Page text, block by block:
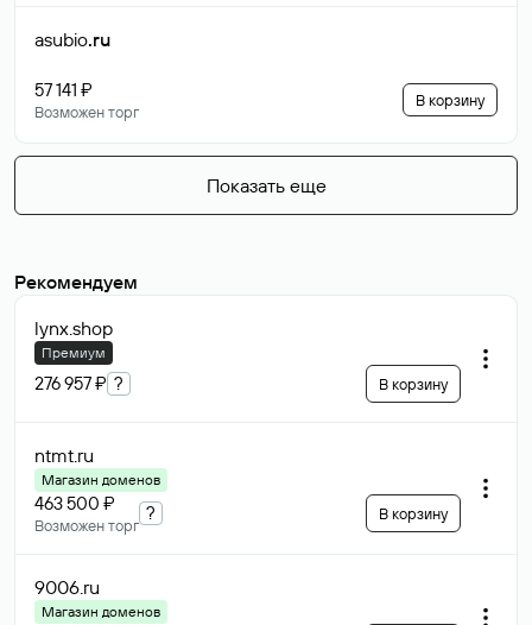
asubio.ru
57 141 ₽
Возможен торг
В корзину
Показать еще
Рекомендуем
lynx.shop
Премиум
276 957 ₽ ? В корзину
ntmt.ru
Магазин доменов
463 500 ₽
Возможен торг
? В корзину
9006.ru
Магазин доменов